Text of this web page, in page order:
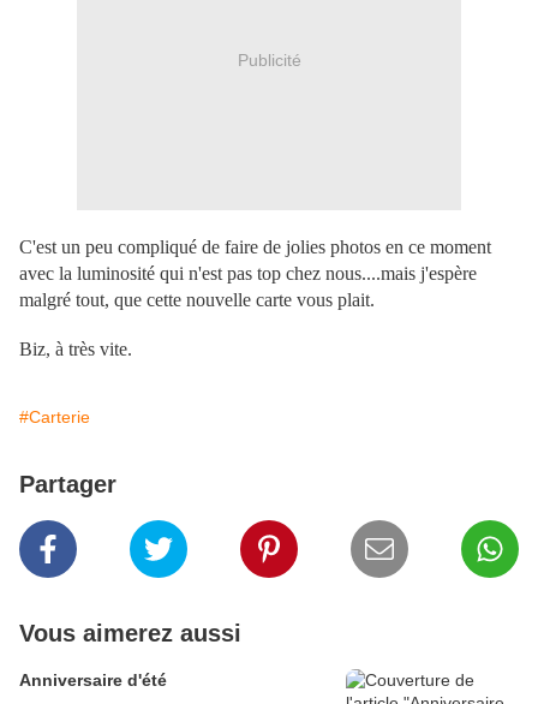
Publicité
C'est un peu compliqué de faire de jolies photos en ce moment
avec la luminosité qui n'est pas top chez nous....mais j'espère
malgré tout, que cette nouvelle carte vous plait.
Biz, à très vite.
#Carterie
Partager
Vous aimerez aussi
Anniversaire d'été